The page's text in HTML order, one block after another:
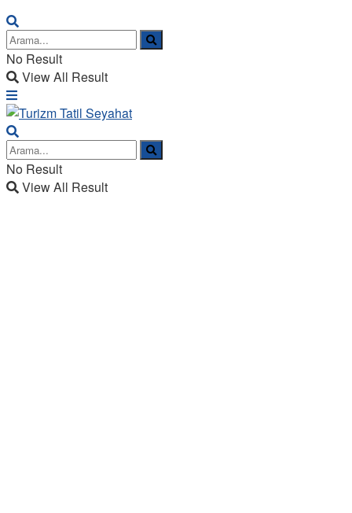
No Result
View All Result
No Result
View All Result